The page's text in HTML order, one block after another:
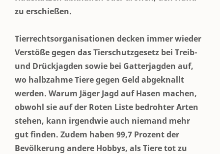
zu erschießen.
Tierrechtsorganisationen decken immer wieder
Verstöße gegen das Tierschutzgesetz bei Treib-
und Drückjagden sowie bei Gatterjagden auf,
wo halbzahme Tiere gegen Geld abgeknallt
werden. Warum Jäger Jagd auf Hasen machen,
obwohl sie auf der Roten Liste bedrohter Arten
stehen, kann irgendwie auch niemand mehr
gut finden. Zudem haben 99,7 Prozent der
Bevölkerung andere Hobbys, als Tiere tot zu